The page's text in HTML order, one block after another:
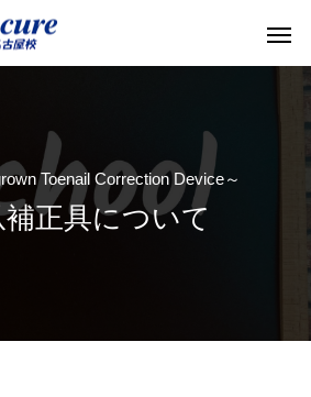
Toenail Correction Device～
正具について